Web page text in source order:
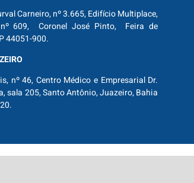
Carneiro, nº 3.665, Edifício Multiplace,
nº 609, Coronel José Pinto, Feira de
44051-900.
nº 46, Centro Médico e Empresarial Dr.
sala 205, Santo Antônio, Juazeiro, Bahia